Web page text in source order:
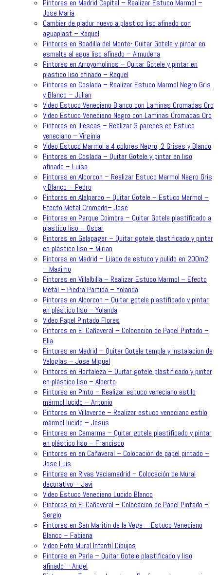
Pintores en Madrid Capital – Realizar Estuco Marmol –
Jose Maria
Cambiar de pladur nuevo a plastico liso afinado con
aguaplast – Raquel
Pintores en Boadilla del Monte- Quitar Gotele y pintar en
esmalte al agua liso afinado – Almudena
Pintores en Arroyomolinos – Quitar Gotele y pintar en
plastico liso afinado – Raquel
Pintores en Coslada – Realizar Estuco Marmol Negro Gris
y Blanco – Julian
Video Estuco Veneciano Blanco con Laminas Cromadas Oro
Video Estuco Veneciano Negro con Laminas Cromadas Oro
Pintores en Illescas – Realizar 3 paredes en Estuco
veneciano – Virginia
Video Estuco Marmol a 4 colores Negro, 2 Grises y Blanco
Pintores en Coslada – Quitar Gotele y pintar en liso
afinado – Luisa
Pintores en Alcorcon – Realizar Estuco Marmol Negro Gris
y Blanco – Pedro
Pintores en Alalpardo – Quitar Gotele – Estuco Marmol –
Efecto Metal Cromado– Jose
Pintores en Parque Coimbra – Quitar Gotele plastificado a
plastico liso – Oscar
Pintores en Galapagar – Quitar gotele plastificado y pintar
en plástico liso – Mirian
Pintores en Madrid – Lijado de estuco y pulido en 200m2
– Maximo
Pintores en Villalbilla – Realizar Estuco Marmol – Efecto
Metal – Piedra Partida – Yolanda
Pintores en Alcorcon – Quitar gotele plastificado y pintar
en plástico liso – Yolanda
Video Papel Pintado Flores
Pintores en El Cañaveral – Colocacion de Papel Pintado –
Elia
Pintores en Madrid – Quitar Gotele temple y Instalacion de
Veloglas – Jose Miguel
Pintores en Hortaleza – Quitar gotele plastificado y pintar
en plástico liso – Alberto
Pintores en Pinto – Realizar estuco veneciano estilo
mármol lucido – Antonio
Pintores en Villaverde – Realizar estuco veneciano estilo
mármol lucido – Jesus
Pintores en Camarma – Quitar gotele plastificado y pintar
en plástico liso – Francisco
Pintores en en Cañaveral – Colocación de papel pintado –
Jose Luis
Pintores en Rivas Vaciamadrid – Colocación de Mural
decorativo – Javi
Video Estuco Veneciano Lucido Blanco
Pintores en El Cañaveral – Colocacion de Papel Pintado –
Sergio
Pintores en San Maritin de la Vega – Estuco Veneciano
Blanco – Fabiana
Video Foto Mural Infantil Dibujos
Pintores en Parla – Quitar Gotele plastificado y liso
afinado – Angel